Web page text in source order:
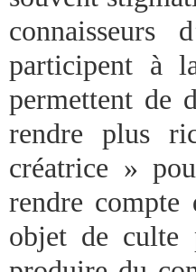
connaisseurs
participent à
permettent de
rendre plus
créatrice »
rendre compte
objet de culte